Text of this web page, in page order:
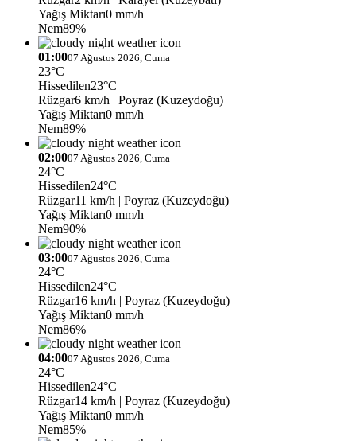
Yağış Miktarı0 mm/h
Nem89%
01:0007 Ağustos 2026, Cuma
23°C
Hissedilen23°C
Rüzgar6 km/h | Poyraz (Kuzeydoğu)
Yağış Miktarı0 mm/h
Nem89%
02:0007 Ağustos 2026, Cuma
24°C
Hissedilen24°C
Rüzgar11 km/h | Poyraz (Kuzeydoğu)
Yağış Miktarı0 mm/h
Nem90%
03:0007 Ağustos 2026, Cuma
24°C
Hissedilen24°C
Rüzgar16 km/h | Poyraz (Kuzeydoğu)
Yağış Miktarı0 mm/h
Nem86%
04:0007 Ağustos 2026, Cuma
24°C
Hissedilen24°C
Rüzgar14 km/h | Poyraz (Kuzeydoğu)
Yağış Miktarı0 mm/h
Nem85%